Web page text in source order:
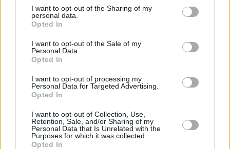
not limited to your visit or usage behaviour. You may click to
grant or deny consent to Google and its third-party tags to
use your data for below specified purposes in below Google
consent section.
I want to opt-out of the Sharing of my
personal data.
Opted In
I want to opt-out of the Sale of my
Personal Data.
Opted In
I want to opt-out of processing my
Personal Data for Targeted Advertising.
Opted In
I want to opt-out of Collection, Use,
Retention, Sale, and/or Sharing of my
Personal Data that Is Unrelated with the
Purposes for which it was collected.
Opted In